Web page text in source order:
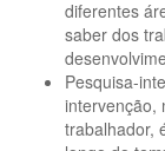
diferentes
saber dos
Pesquisa-
intervenção,
trabalhador,